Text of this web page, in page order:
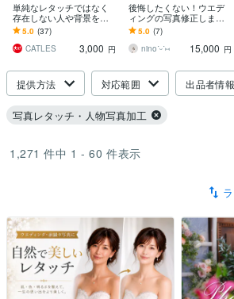
単純なレタッチではなく
存在しない人や背景を描
きます 最新AIを使い、体
験したことのない新次元
の画像加工をお届け！
5.0 (37)
CATLES
3,000 円
後悔したくない！ウエデ
ィングの写真修正します
現役フォトグラファーが
最新のレタッチ(補正修正)
を施します！
5.0 (7)
nino˙ᵕ˙⑅
15,000 円
提供方法 対応範囲 出品者情報
写真レタッチ・人物写真加工
1,271 件中 1 - 60 件表示